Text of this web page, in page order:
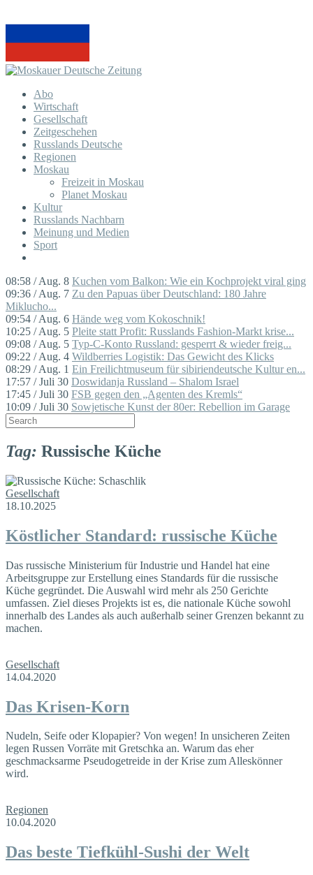
Abo
Wirtschaft
Gesellschaft
Zeitgeschehen
Russlands Deutsche
Regionen
Moskau
Freizeit in Moskau
Planet Moskau
Kultur
Russlands Nachbarn
Meinung und Medien
Sport
08:58 / Aug. 8 Kuchen vom Balkon: Wie ein Kochprojekt viral ging
09:36 / Aug. 7 Zu den Papuas über Deutschland: 180 Jahre
Miklucho...
09:54 / Aug. 6 Hände weg vom Kokoschnik!
10:25 / Aug. 5 Pleite statt Profit: Russlands Fashion-Markt krise...
09:08 / Aug. 5 Typ-C-Konto Russland: gesperrt & wieder freig...
09:22 / Aug. 4 Wildberries Logistik: Das Gewicht des Klicks
08:29 / Aug. 1 Ein Freilichtmuseum für sibiriendeutsche Kultur en...
17:57 / Juli 30 Doswidanja Russland – Shalom Israel
17:45 / Juli 30 FSB gegen den „Agenten des Kremls“
10:09 / Juli 30 Sowjetische Kunst der 80er: Rebellion im Garage
Tag: Russische Küche
Gesellschaft
18.10.2025
Köstlicher Standard: russische Küche
Das russische Ministerium für Industrie und Handel hat eine
Arbeitsgruppe zur Erstellung eines Standards für die russische
Küche gegründet. Die Auswahl wird mehr als 250 Gerichte
umfassen. Ziel dieses Projekts ist es, die nationale Küche sowohl
innerhalb des Landes als auch außerhalb seiner Grenzen bekannt zu
machen.
Gesellschaft
14.04.2020
Das Krisen-Korn
Nudeln, Seife oder Klopapier? Von wegen! In unsicheren Zeiten
legen Russen Vorräte mit Gretschka an. Warum das eher
geschmacksarme Pseudogetreide in der Krise zum Alleskönner
wird.
Regionen
10.04.2020
Das beste Tiefkühl-Sushi der Welt